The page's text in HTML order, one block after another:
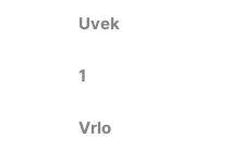
Uvek
1
Vrlo